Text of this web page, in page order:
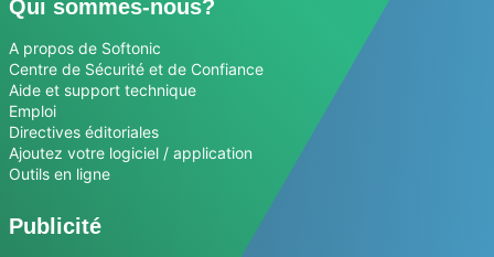
Qui sommes-nous?
A propos de Softonic
Centre de Sécurité et de Confiance
Aide et support technique
Emploi
Directives éditoriales
Ajoutez votre logiciel / application
Outils en ligne
Publicité